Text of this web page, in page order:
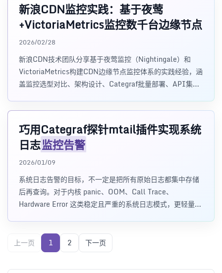
新浪CDN监控实践：基于夜莺
+VictoriaMetrics监控数千台边缘节点
2026/02/28
新浪CDN技术团队分享基于夜莺监控（Nightingale）和
VictoriaMetrics构建CDN边缘节点监控体系的实践经验，涵
盖监控选型对比、架构设计、Categraf批量部署、API集成
巧用Categraf探针mtail插件实现系统
日志监控告警
2026/01/09
系统日志告警的目标，不一定是把所有原始日志都集中存储
后再查询。对于内核 panic、OOM、Call Trace、
Hardware Error 这类稳定且严重的系统日志模式，更轻量的
上一页 1 2 下一页